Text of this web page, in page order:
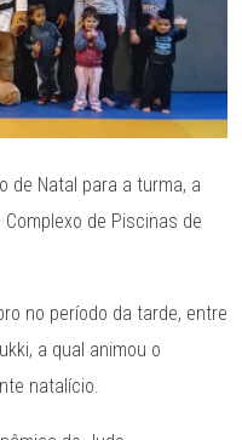
de Natal para a turma, a
de Piscinas de
no período da tarde, entre
a qual animou o
natalício.